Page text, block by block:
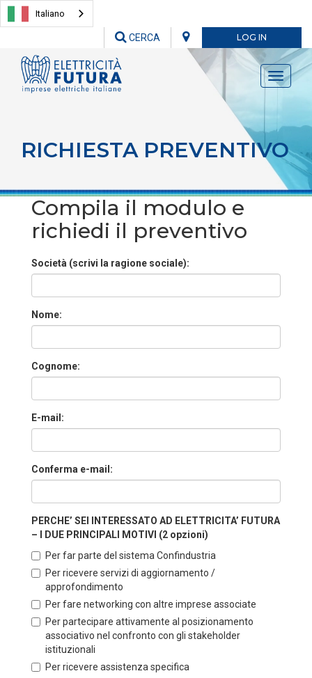
Italiano
LOG IN
CERCA
Toggle
RICHIESTA PREVENTIVO
Compila il modulo e
richiedi il preventivo
Società (scrivi la ragione sociale):
Nome:
Cognome:
E-mail:
Conferma e-mail:
PERCHE’ SEI INTERESSATO AD ELETTRICITA’ FUTURA
– I DUE PRINCIPALI MOTIVI (2 opzioni)
Per far parte del sistema Confindustria
Per ricevere servizi di aggiornamento /
approfondimento
Per fare networking con altre imprese associate
Per partecipare attivamente al posizionamento
associativo nel confronto con gli stakeholder
istituzionali
Per ricevere assistenza specifica